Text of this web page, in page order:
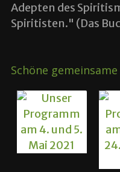
Adepten des
Spiritisten." (Das
Schöne